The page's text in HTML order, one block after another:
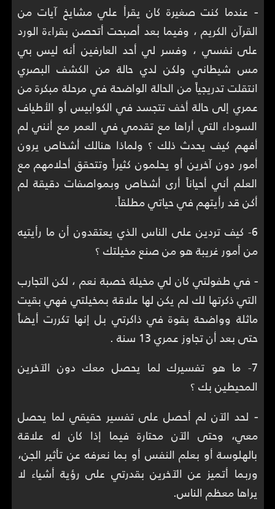
- عندما كنت صغيرة كان يقرأ علي مشايخ آيات من
القرآن الكريم ، وفيما بعد أصبحت أتحصن بقراءة الورد
على نفسي ، وفسر لي أحد العارفين أنه ليس بي
مس شيطاني ولكن لدي حالة من الكشف البصري
انتقلت تدريجياً من الحالة الواضحة في مرحلة مبكرة من
عمري إلى حالة أخف تتجسد في الكوابيس أو الأطياف
السوداء التي أراها مع تقدمي في العمر مع أنني لم
أفهم كيف يحدث ذلك ؟ ولماذا هنالك أشخاص يرون
أمور دون آخرين أو يحلمون كثيراً وتتحقق أحلامهم مع
العلم أني أحياناً أرى أشخاص وبمواصفات دقيقة لم
أكن قد رأيتهم في حياتي مطلقاً.
6- كيف تردين على الناس الذي يعتقدون أن ما رأيتيه
من أمور غريبة هو من صنع مخيلتك ؟
- في طفولتي كان لي مخيلة خصبة نعم ، لكن التجارب
التي ذكرتها لك لم يكن لها علاقة بمخيلتي فهي بقيت
ماثلة وواضحة بقوة في ذاكرتي بل إنها تكررت أيضاً
حتى بعد أن تجاوز عمري 13 سنة .
7- ما هو تفسيرك لما يحصل معك دون الآخرين
المحيطين بك ؟
- لحد الآن لم أحصل على تفسير حقيقي لما يحصل
معي، وحتى الآن محتارة فيما إذا كان له علاقة
بالهلوسة أو بعلم النفس أو بما نعرفه عن تأثير الجن،
وربما أتميز عن الآخرين بقدرتي على رؤية أشياء لا
يراها معظم الناس.